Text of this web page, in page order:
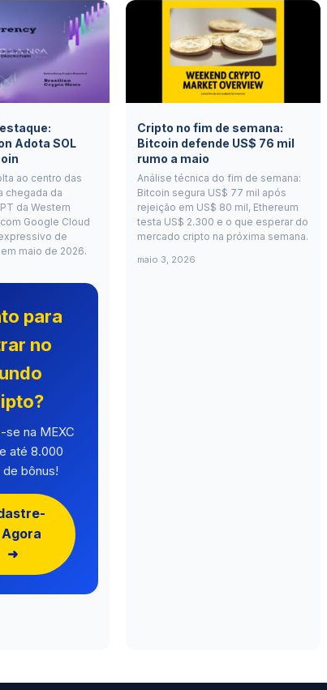
Adota SOL
ao centro das
chegada da
da Western
Google Cloud
de
maio de 2026.
para
no
se na MEXC
até 8.000
de bônus!
➜
Cripto no fim de semana:
Bitcoin defende US$ 76 mil
rumo a maio
Análise técnica do fim de semana:
Bitcoin segura US$ 77 mil após
rejeição em US$ 80 mil, Ethereum
testa US$ 2.300 e o que esperar do
mercado cripto na próxima semana.
maio 3, 2026